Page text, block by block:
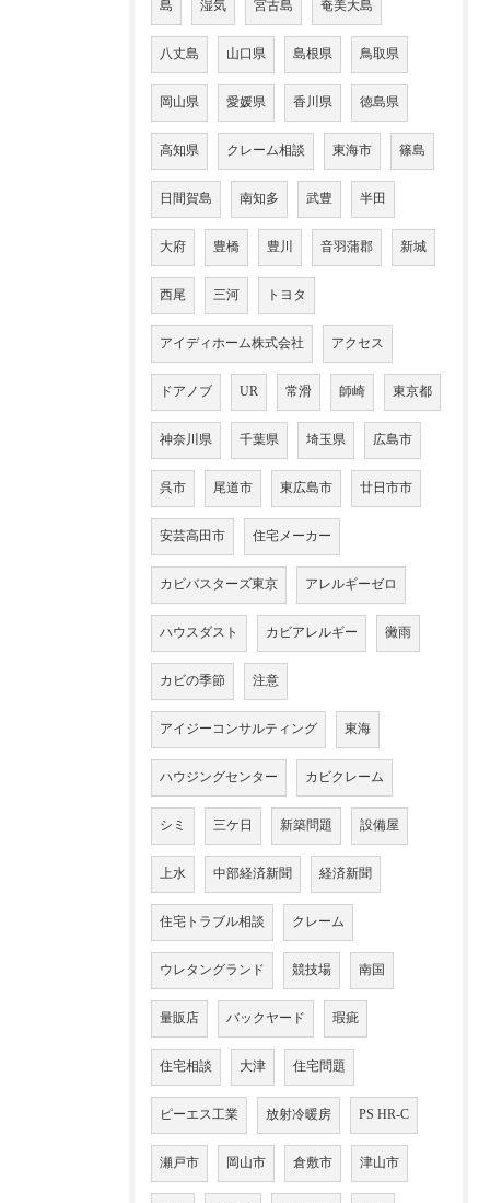
島 湿気 宮古島 奄美大島
八丈島 山口県 島根県 鳥取県
岡山県 愛媛県 香川県 徳島県
高知県 クレーム相談 東海市 篠島
日間賀島 南知多 武豊 半田
大府 豊橋 豊川 音羽蒲郡 新城
西尾 三河 トヨタ
アイディホーム株式会社 アクセス
ドアノブ UR 常滑 師崎 東京都
神奈川県 千葉県 埼玉県 広島市
呉市 尾道市 東広島市 廿日市市
安芸高田市 住宅メーカー
カビバスターズ東京 アレルギーゼロ
ハウスダスト カビアレルギー 黴雨
カビの季節 注意
アイジーコンサルティング 東海
ハウジングセンター カビクレーム
シミ 三ケ日 新築問題 設備屋
上水 中部経済新聞 経済新聞
住宅トラブル相談 クレーム
ウレタングランド 競技場 南国
量販店 バックヤード 瑕疵
住宅相談 大津 住宅問題
ピーエス工業 放射冷暖房 PS HR-C
瀬戸市 岡山市 倉敷市 津山市